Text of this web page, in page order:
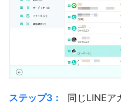
ステップ3：
同じLINEア